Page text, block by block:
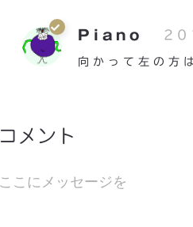
Piano
向かって左の方
コメント